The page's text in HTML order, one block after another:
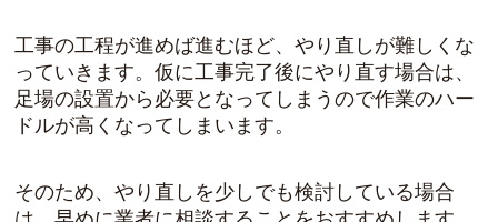
工事の工程が進めば進むほど、やり直しが難しくな
っていきます。仮に工事完了後にやり直す場合は、
足場の設置から必要となってしまうので作業のハー
ドルが高くなってしまいます。
そのため、やり直しを少しでも検討している場合